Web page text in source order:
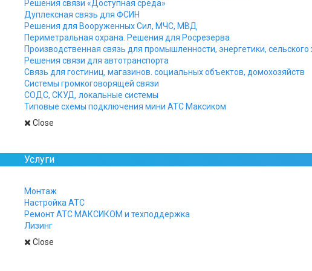
Решения связи «Доступная среда»
Дуплексная связь для ФСИН
Решения для Вооруженных Сил, МЧС, МВД
Периметральная охрана. Решения для Росрезерва
Производственная связь для промышленности, энергетики, сельского
Решения связи для автотранспорта
Связь для гостиниц, магазинов. социальных объектов, домохозяйств
Системы громкоговорящей связи
СОДС, СКУД, локальные системы
Типовые схемы подключения мини АТС Максиком
Close
Услуги
Монтаж
Настройка АТС
Ремонт АТС МАКСИКОМ и техподдержка
Лизинг
Close
для небольшого